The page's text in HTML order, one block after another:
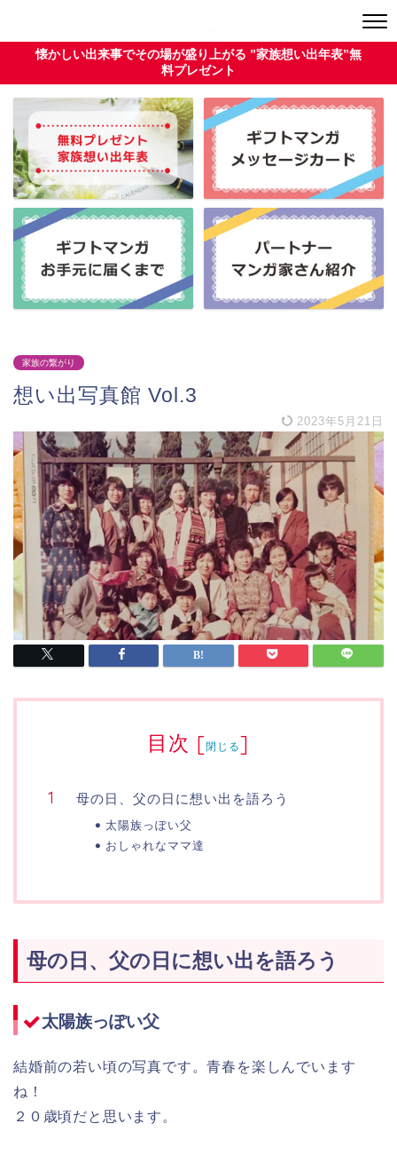
懐かしい出来事でその場が盛り上がる ”家族想い出年表”無
料プレゼント
家族の繋がり
想い出写真館 Vol.3
2023年5月21日
目次 [閉じる]
母の日、父の日に想い出を語ろう
太陽族っぽい父
おしゃれなママ達
母の日、父の日に想い出を語ろう
太陽族っぽい父
結婚前の若い頃の写真です。青春を楽しんでいます
ね！
２０歳頃だと思います。